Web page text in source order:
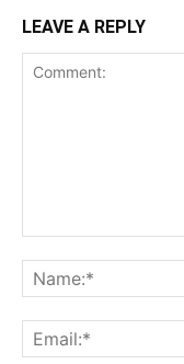
LEAVE A REPLY